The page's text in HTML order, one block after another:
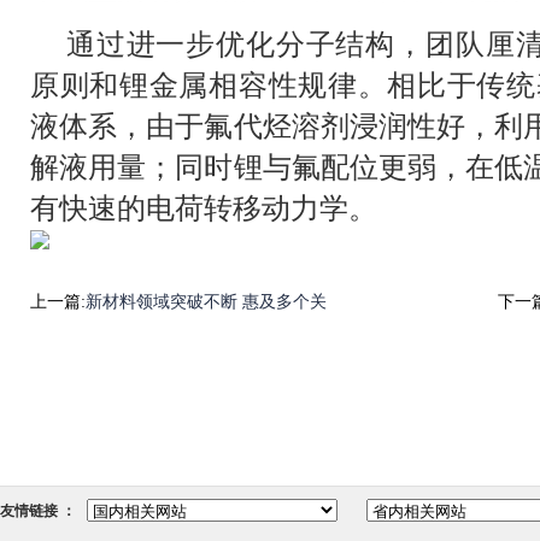
通过进一步优化分子结构，团队厘
原则和锂金属相容性规律。相比于传
液体系，由于氟代烃溶剂浸润性好，利
解液用量；同时锂与氟配位更弱，在低
有快速的电荷转移动力学。
上一篇:新材料领域突破不断 惠及多个关 下一
友情链接 ：